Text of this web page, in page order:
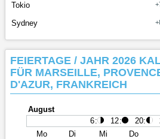
Tokio
Sydney
FEIERTAGE / JAHR 2026
FÜR MARSEILLE,
D'AZUR, FRANKREICH
August
6: 12: 20:
Mo
Di Mi Do